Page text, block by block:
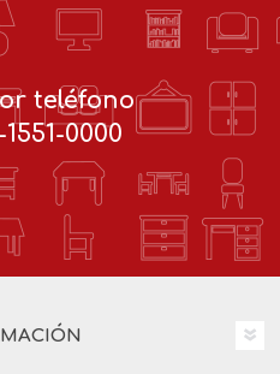
teléfono
0000